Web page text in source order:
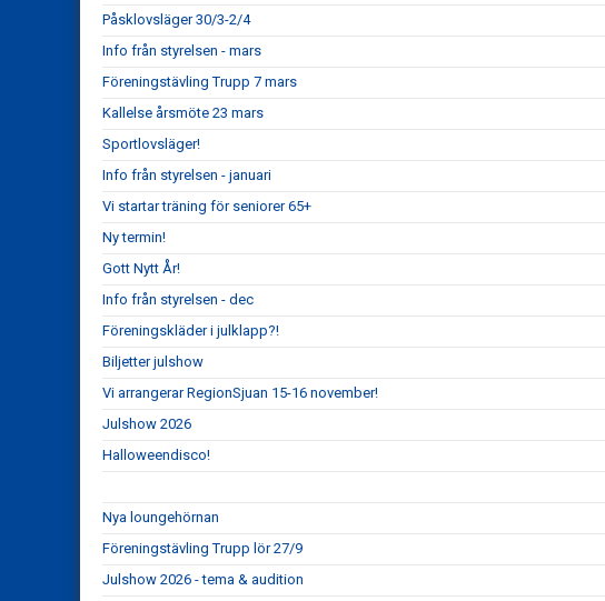
Påsklovsläger 30/3-2/4
Info från styrelsen - mars
Föreningstävling Trupp 7 mars
Kallelse årsmöte 23 mars
Sportlovsläger!
Info från styrelsen - januari
Vi startar träning för seniorer 65+
Ny termin!
Gott Nytt År!
Info från styrelsen - dec
Föreningskläder i julklapp?!
Biljetter julshow
Vi arrangerar RegionSjuan 15-16 november!
Julshow 2026
Halloweendisco!
Nya loungehörnan
Föreningstävling Trupp lör 27/9
Julshow 2026 - tema & audition